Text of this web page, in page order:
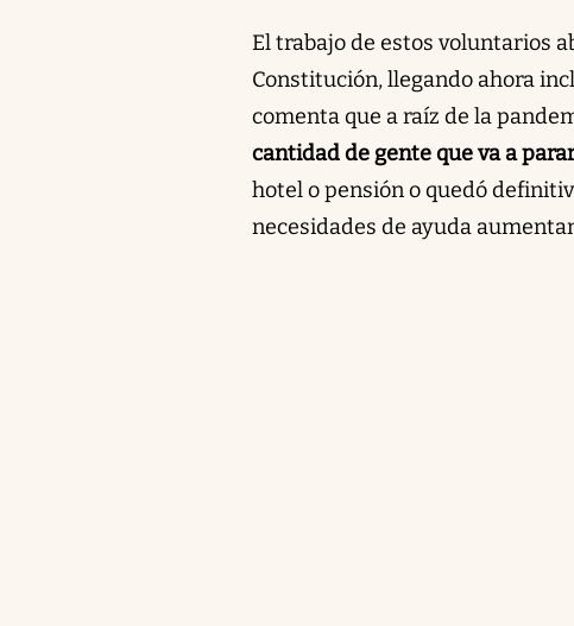
El trabajo de estos voluntarios
Constitución, llegando ahora
comenta que a raíz de la
cantidad de gente que va a
hotel o pensión o quedó
necesidades de ayuda